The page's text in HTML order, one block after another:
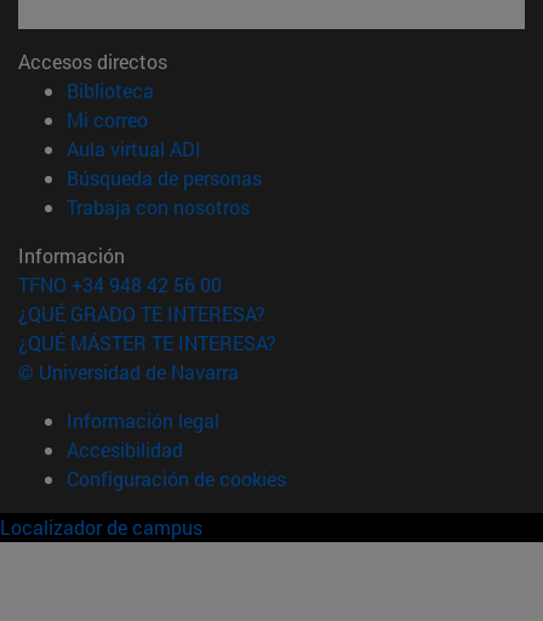
Accesos directos
Biblioteca
Mi correo(abre en nueva ventana)
Aula virtual ADI
Búsqueda de personas(abre en nueva ventana)
Trabaja con nosotros(abre en nueva ventana)
Información
TFNO +34 948 42 56 00
¿QUÉ GRADO TE INTERESA?
¿QUÉ MÁSTER TE INTERESA?
© Universidad de Navarra
Información legal
Accesibilidad
Configuración de cookies
Localizador de campus